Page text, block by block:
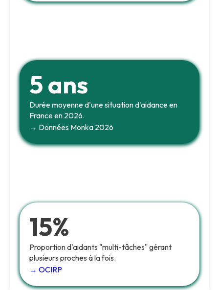
5 ans
Durée moyenne d'une situation d'aidance en
France en 2026.
→ Données Monka 2026
15%
Proportion d'aidants "multi-tâches" gérant
plusieurs proches à la fois.
→ OCIRP